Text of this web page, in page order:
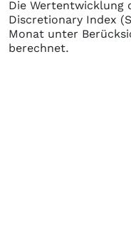
Die Wertentwicklung
Discretionary Index
Monat unter
berechnet.